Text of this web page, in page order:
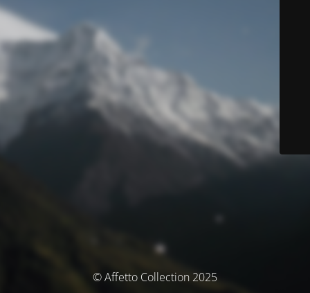
© Affetto Collection 2025